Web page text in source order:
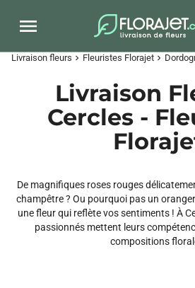
Livraison fleurs chevron_right Fleuristes Florajet chevron_right
Livraison
Cercles -
De magnifiques roses rouges
champêtre ? Ou pourquoi pas un
une fleur qui reflète vos sentiments ! À
passionnés mettent leurs
compositions